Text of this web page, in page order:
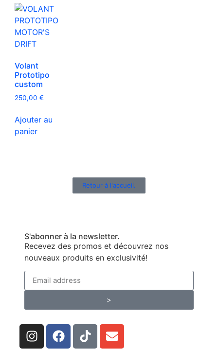
Volant
Prototipo
custom
250,00 €
Ajouter au
panier
Retour à l'accueil.
S'abonner à la newsletter.
Recevez des promos et découvrez nos
nouveaux produits en exclusivité!
>